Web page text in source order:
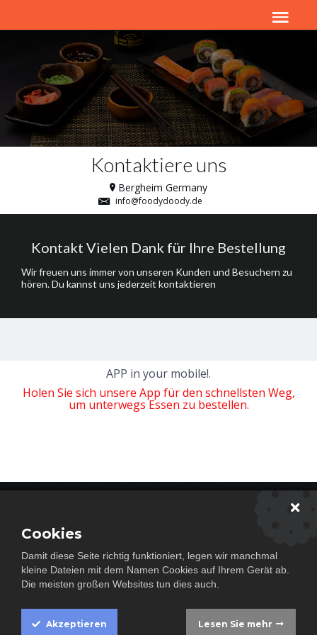
Kontaktiere uns
Bergheim Germany
info@foodydoody.de
Kontakt Vielen Dank für Ihre Bestellung
Wir freuen uns immer von unseren Kunden und Besuchern zu
hören. Du kannst uns jederzeit kontaktieren
APP in your mobile!.
Holen Sie sich unsere App für den schnellsten Weg,
um unterwegs Essen zu bestellen.
Abonnieren
Impressum
Cookies
Damit diese Seite richtig funktioniert, legen wir manchmal
kleine Dateien mit dem Namen Cookies auf Ihrem Gerät ab.
Die meisten großen Websites tun dies auch.
Akzeptieren Lesen Sie mehr